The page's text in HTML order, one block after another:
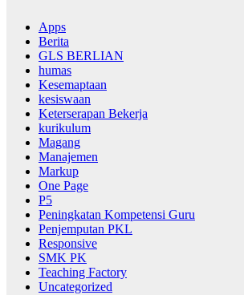
Apps
Berita
GLS BERLIAN
humas
Kesemaptaan
kesiswaan
Keterserapan Bekerja
kurikulum
Magang
Manajemen
Markup
One Page
P5
Peningkatan Kompetensi Guru
Penjemputan PKL
Responsive
SMK PK
Teaching Factory
Uncategorized